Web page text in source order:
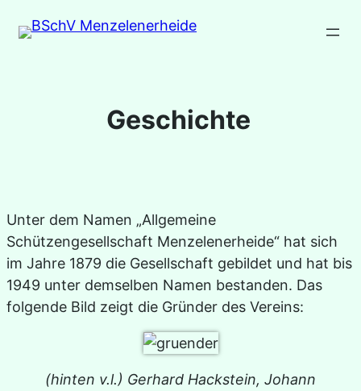
Zum
Inhalt
Geschichte
Unter dem Namen „Allgemeine
Schützengesellschaft Menzelenerheide“ hat sich
im Jahre 1879 die Gesellschaft gebildet und hat bis
1949 unter demselben Namen bestanden. Das
folgende Bild zeigt die Gründer des Vereins:
(hinten v.l.) Gerhard Hackstein, Johann